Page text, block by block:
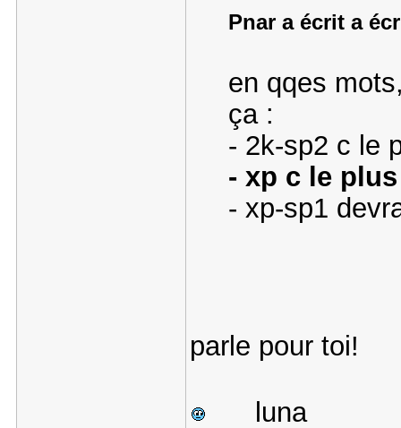
Pnar a écrit a
en qqes
ça :
- 2k-sp2 c le
- xp c le
- xp-sp1
parle pour toi!
luna